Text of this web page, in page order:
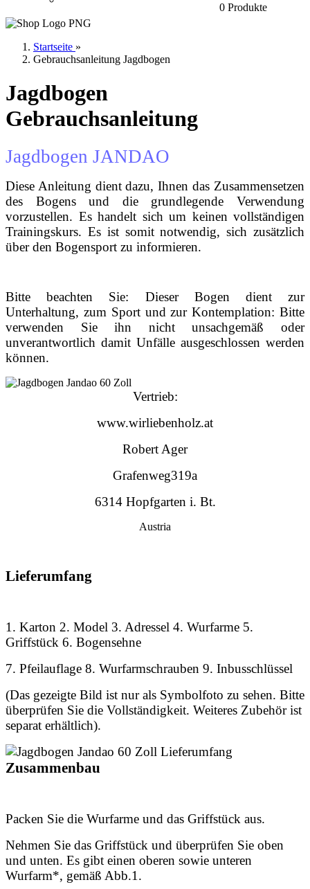
0 Produkte
Startseite »
Gebrauchsanleitung Jagdbogen
Jagdbogen
Gebrauchsanleitung
Jagdbogen JANDAO
Diese Anleitung dient dazu, Ihnen das Zusammensetzen
des Bogens und die grund­legende Verwendung
vorzustellen. Es handelt sich um keinen vollständigen
Trai­nings­kurs. Es ist somit notwendig, sich zusätzlich
über den Bogensport zu informieren.
Bitte beachten Sie: Dieser Bogen dient zur
Unterhaltung, zum Sport und zur Kontem­plation: Bitte
verwenden Sie ihn nicht unsachgemäß oder
unverantwortlich damit Unfälle ausgeschlossen werden
können.
Vertrieb:
www.wirliebenholz.at
Robert Ager
Grafenweg319a
6314 Hopfgarten i. Bt.
Austria
Lieferumfang
1. Karton 2. Model 3. Adressel 4. Wurfarme 5.
Griffstück 6. Bogensehne
7. Pfeilauflage 8. Wurfarmschrauben 9. Inbusschlüssel
(Das gezeigte Bild ist nur als Symbolfoto zu sehen. Bitte
überprüfen Sie die Vollständigkeit. Weiteres Zubehör ist
separat erhältlich).
Zusammenbau
Packen Sie die Wurfarme und das Griffstück aus.
Nehmen Sie das Griffstück und überprüfen Sie oben
und unten. Es gibt einen oberen sowie unteren
Wurfarm*, gemäß Abb.1.